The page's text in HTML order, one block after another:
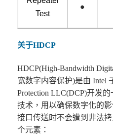
Test
●
关于HDCP
HDCP(High-Bandwidth
宽数字内容保护)是由 Intel
Protection LLC(DCP)开发
技术，用以确保数字化的
接口传送时不会遭到非法
个元素：